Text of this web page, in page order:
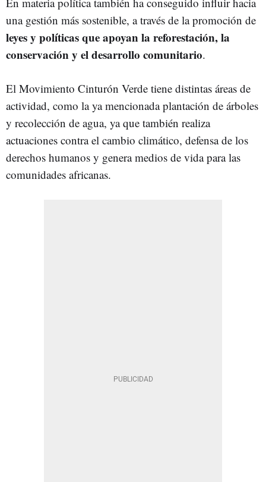
una gestión más sostenible, a través de la promoción de
leyes y políticas que apoyan la reforestación, la
conservación y el desarrollo comunitario.
El Movimiento Cinturón Verde tiene distintas áreas de
actividad, como la ya mencionada plantación de árboles
y recolección de agua, ya que también realiza
actuaciones contra el cambio climático, defensa de los
derechos humanos y genera medios de vida para las
comunidades africanas.